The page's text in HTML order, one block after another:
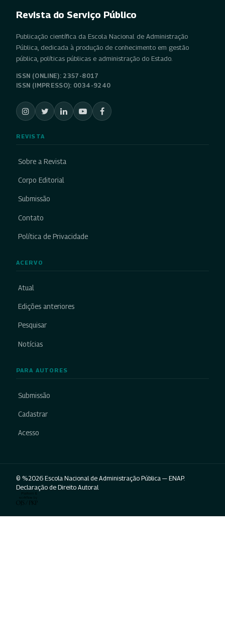
Revista do Serviço Público
Publicação científica da Escola Nacional de Administração
Pública, dedicada à produção de conhecimento em gestão
pública, políticas públicas e administração do Estado.
ISSN (ONLINE): 2357-8017
ISSN (IMPRESSO): 0034-9240
REVISTA
Sobre a Revista
Corpo Editorial
Submissão
Contato
Política de Privacidade
ACERVO
Atual
Edições anteriores
Pesquisar
Notícias
PARA AUTORES
Submissão
Cadastrar
Acesso
© %2026 Escola Nacional de Administração Pública — ENAP.
Declaração de Direito Autoral